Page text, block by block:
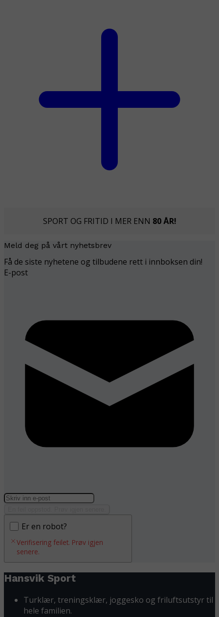
SPORT OG FRITID I MER ENN 80 ÅR!
Meld deg på vårt nyhetsbrev
Få de siste nyhetene og tilbudene rett i innboksen din!
E-post
Er en robot?
Verifisering feilet. Prøv igjen
senere.
Hansvik Sport
Turklær, treningsklær, joggesko og friluftsutstyr til
hele familien.